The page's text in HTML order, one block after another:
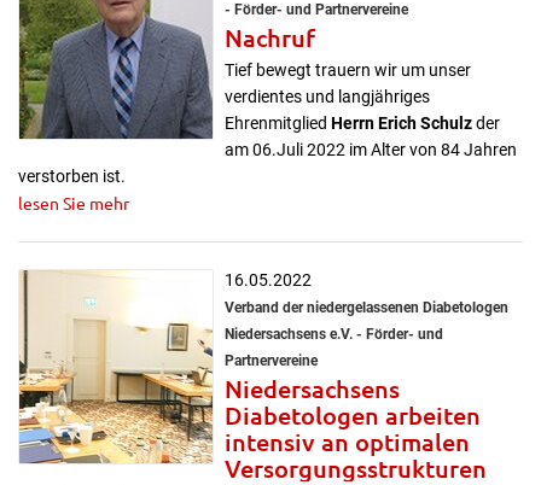
- Förder- und Partnervereine
Nachruf
Tief bewegt trauern wir um unser
verdientes und langjähriges
Ehrenmitglied Herrn Erich Schulzder
am 06.Juli 2022 im Alter von 84 Jahren
verstorben ist.
lesen Sie mehr
16.05.2022
Verband der niedergelassenen Diabetologen
Niedersachsens e.V. - Förder- und
Partnervereine
Niedersachsens
Diabetologen arbeiten
intensiv an optimalen
Versorgungsstrukturen